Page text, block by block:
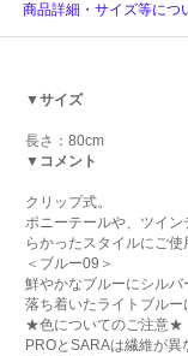
商品詳細・サイズ等につ
▼サイズ
長さ：80cm
▼コメント
クリップ式。
ポニーテールや、ツイ
らかったスタイルにご使
＜ブルー09＞
鮮やかなブルーにシルバ
落ち着いたライトブルー
★色についてのご注意★
PROとSARAは繊維が